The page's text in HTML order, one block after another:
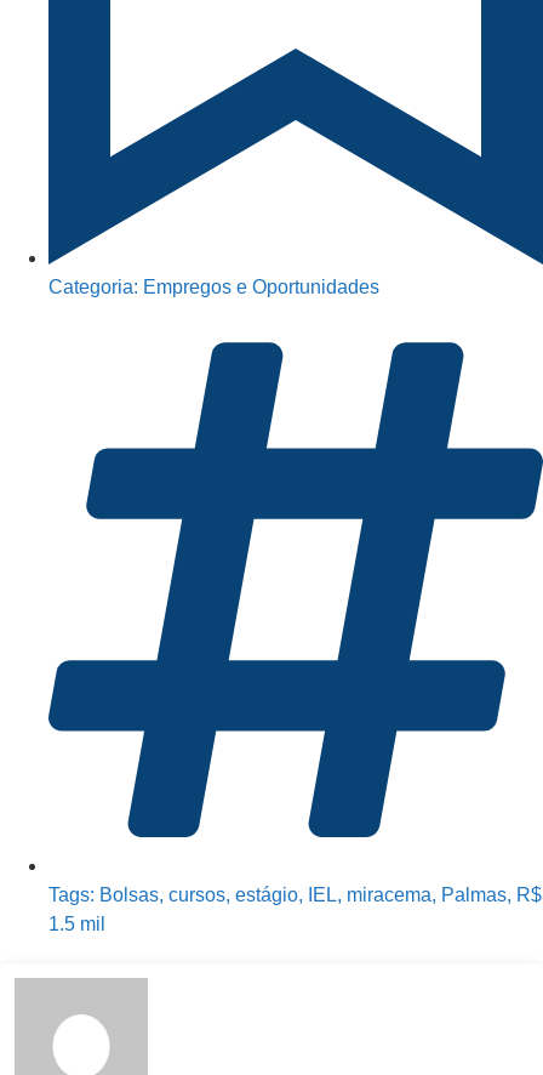
Categoria: Empregos e Oportunidades
Tags: Bolsas, cursos, estágio, IEL, miracema, Palmas, R$
1.5 mil